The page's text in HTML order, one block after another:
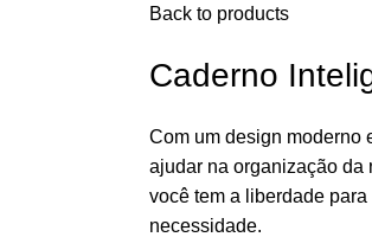
Back to products
Caderno
Com um design moderno
ajudar na organização da
você tem a liberdade
necessidade.